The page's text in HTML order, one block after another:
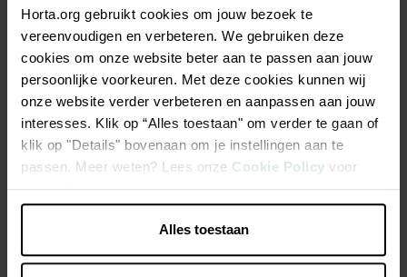
Horta.org gebruikt cookies om jouw bezoek te
vereenvoudigen en verbeteren. We gebruiken deze
cookies om onze website beter aan te passen aan jouw
persoonlijke voorkeuren. Met deze cookies kunnen wij
onze website verder verbeteren en aanpassen aan jouw
interesses. Klik op “Alles toestaan" om verder te gaan of
klik op "Details" bovenaan om je instellingen aan te
passen. Meer weten? Lees onze Cookie Policy voor
meer informatie.
Alles toestaan
Beschrijving
Deze compacte, traditionele variëteit is productief en heeft
een uiterst snelle groei. Ze vormt kleine vruchten die twee tot
drie maanden bewaren. Het gele, malse vruchtvlees kan
rauw in salades of gebakken geserveerd worden.